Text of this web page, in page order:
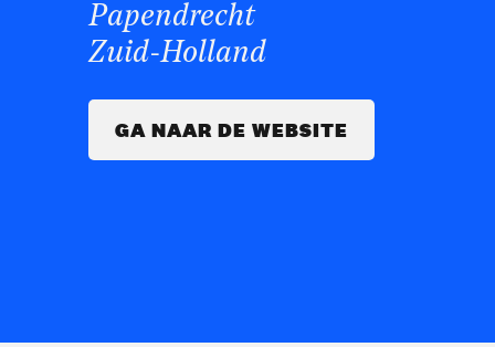
Papendrecht
Zuid-Holland
GA NAAR DE WEBSITE